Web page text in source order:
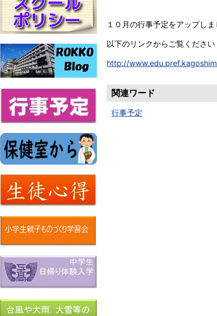
１０月の行事予定をアップし
以下のリンクからご覧ください
http://
関連ワード
行事予定